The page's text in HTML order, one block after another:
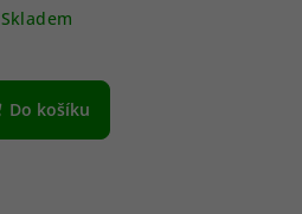
Skladem
Do košíku